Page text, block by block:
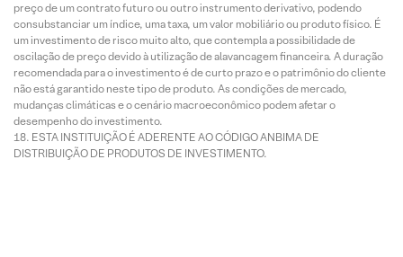
preço de um contrato futuro ou outro instrumento derivativo, podendo
consubstanciar um índice, uma taxa, um valor mobiliário ou produto físico. É
um investimento de risco muito alto, que contempla a possibilidade de
oscilação de preço devido à utilização de alavancagem financeira. A duração
recomendada para o investimento é de curto prazo e o patrimônio do cliente
não está garantido neste tipo de produto. As condições de mercado,
mudanças climáticas e o cenário macroeconômico podem afetar o
desempenho do investimento.
ESTA INSTITUIÇÃO É ADERENTE AO CÓDIGO ANBIMA DE
DISTRIBUIÇÃO DE PRODUTOS DE INVESTIMENTO.